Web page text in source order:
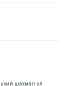
шахмал ул